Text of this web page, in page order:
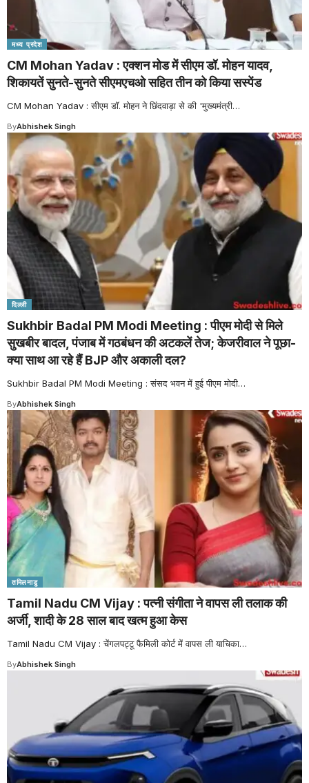
मध्य प्रदेश
CM Mohan Yadav : एक्शन मोड में सीएम डॉ. मोहन यादव,
शिकायतें सुनते-सुनते सीएमएचओ सहित तीन को किया सस्पेंड
CM Mohan Yadav : सीएम डॉ. मोहन ने छिंदवाड़ा से की 'मुख्यमंत्री…
ByAbhishek Singh
दिल्ली
Sukhbir Badal PM Modi Meeting : पीएम मोदी से मिले
सुखबीर बादल, पंजाब में गठबंधन की अटकलें तेज; केजरीवाल ने पूछा-
क्या साथ आ रहे हैं BJP और अकाली दल?
Sukhbir Badal PM Modi Meeting : संसद भवन में हुई पीएम मोदी…
ByAbhishek Singh
तमिलनाडु
Tamil Nadu CM Vijay : पत्नी संगीता ने वापस ली तलाक की
अर्जी, शादी के 28 साल बाद खत्म हुआ केस
Tamil Nadu CM Vijay : चेंगलपट्टू फैमिली कोर्ट में वापस ली याचिका…
ByAbhishek Singh